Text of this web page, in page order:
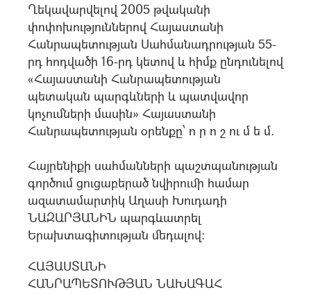
Ղեկավարվելով 2005 թվականի
փոփոխություններով Հայաստանի
Հանրապետության Սահմանադրության 55-
րդ հոդվածի 16-րդ կետով և հիմք ընդունելով
«Հայաստանի Հանրապետության
պետական պարգևների և պատվավոր
կոչումների մասին» Հայաստանի
Հանրապետության օրենքը՝ ո ր ո շ ու մ ե մ.
Հայրենիքի սահմանների պաշտպանության
գործում ցուցաբերած նվիրումի համար
ազատամարտիկ Աղասի Խուդադի
ՆԱԶԱՐՅԱՆԻՆ պարգևատրել
Երախտագիտության մեդալով:
ՀԱՅԱՍՏԱՆԻ
ՀԱՆՐԱՊԵՏՈՒԹՅԱՆ ՆԱԽԱԳԱՀ